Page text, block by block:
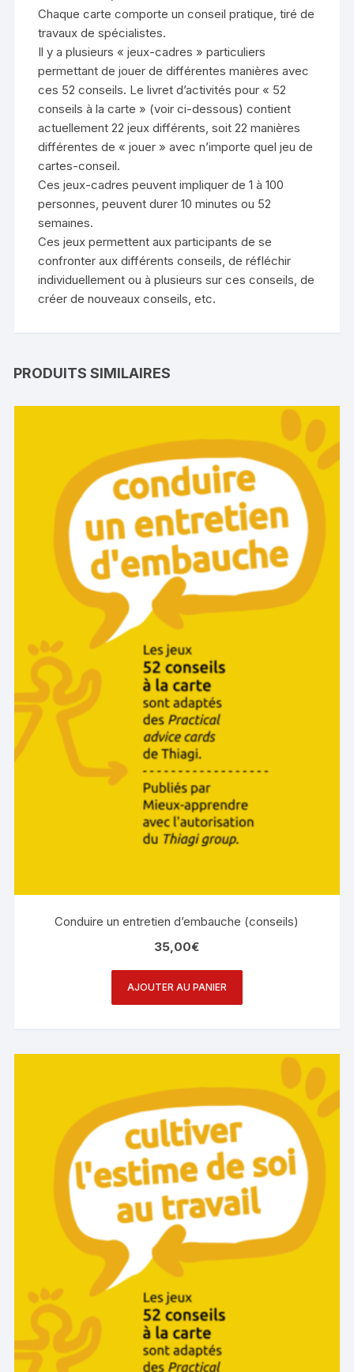
Chaque carte comporte un conseil pratique, tiré de
travaux de spécialistes.
Il y a plusieurs « jeux-cadres » particuliers
permettant de jouer de différentes manières avec
ces 52 conseils. Le livret d’activités pour « 52
conseils à la carte » (voir ci-dessous) contient
actuellement 22 jeux différents, soit 22 manières
différentes de « jouer » avec n’importe quel jeu de
cartes-conseil.
Ces jeux-cadres peuvent impliquer de 1 à 100
personnes, peuvent durer 10 minutes ou 52
semaines.
Ces jeux permettent aux participants de se
confronter aux différents conseils, de réfléchir
individuellement ou à plusieurs sur ces conseils, de
créer de nouveaux conseils, etc.
PRODUITS SIMILAIRES
Conduire un entretien d’embauche (conseils)
35,00€
AJOUTER AU PANIER